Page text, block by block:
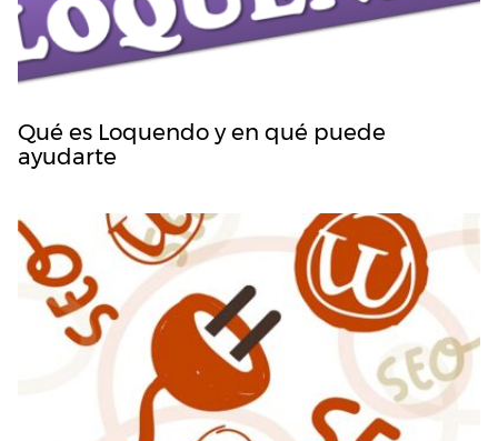
Qué es Loquendo y en qué puede
ayudarte